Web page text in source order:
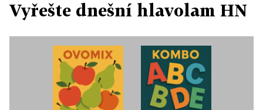
Vyřešte dnešní hlavolam HN